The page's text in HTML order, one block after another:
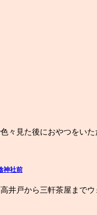
々見た後におやつをい
神社前
井戸から三軒茶屋まで